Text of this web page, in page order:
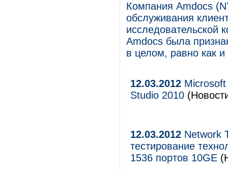
Компания Amdocs
обслуживания
исследовательской
Amdocs была
в целом, равно как и
12.03.2012
Studio 2010
12.03.2012 Network
тестирование
1536 портов 10GE